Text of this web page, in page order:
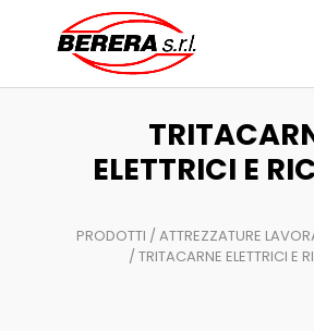
prodotti
ELETTRICI E
PRODOTTI /ATTREZZATURE
/ TRITACARNE ELETTRICI E